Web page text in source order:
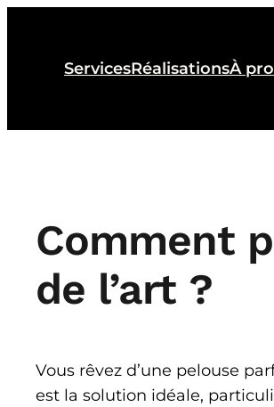
contenuServicesRéalisationsÀ
Comment
de l’art ?
Vous rêvez d’une pelouse
est la solution idéale,